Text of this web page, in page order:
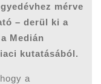
mérve
– derül ki a
Medián
kutatásából.
a